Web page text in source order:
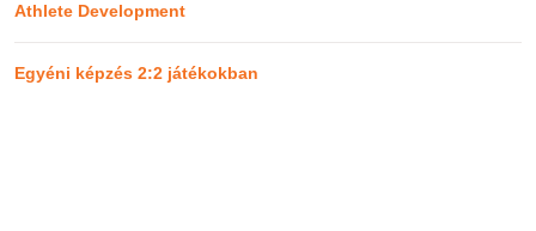
Athlete Development
Egyéni képzés 2:2 játékokban